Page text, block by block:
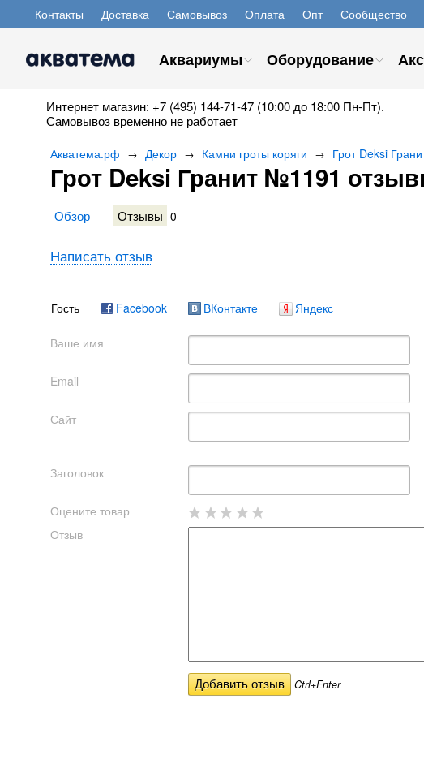
Контакты Доставка Самовывоз Оплата Опт Сообщество
Аквариумы Оборудование
Интернет магазин: +7 (495) 144-71-47 (10:00 до 18:00 Пн-Пт).
Самовывоз временно не работает
Акватема.рф → Декор → Камни гроты коряги → Грот Deksi
Грот Deksi Гранит №1191
Обзор Отзывы 0
Написать отзыв
Гость Facebook ВКонтакте Яндекс
Ваше имя
Email
Сайт
Заголовок
Оцените товар
Отзыв
Ctrl+Enter